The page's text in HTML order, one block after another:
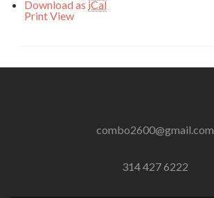
Download as iCal
PrintView
combo2600@gmail.com
314 427 6222